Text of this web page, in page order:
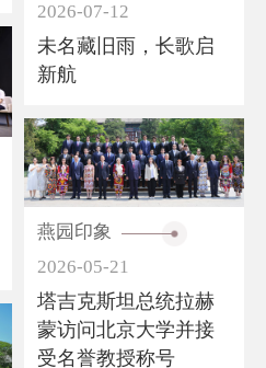
2026-07-12
未名藏旧雨，长歌启
新航
燕园印象
2026-05-21
塔吉克斯坦总统拉赫
蒙访问北京大学并接
受名誉教授称号